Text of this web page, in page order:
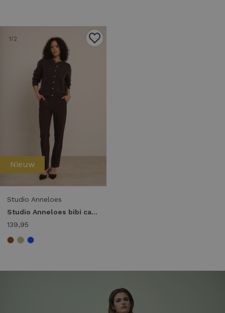
1/2
Nieuw
Studio Anneloes
Studio Anneloes bibi cardigan 91545 Vest 8700 espresso
139,95